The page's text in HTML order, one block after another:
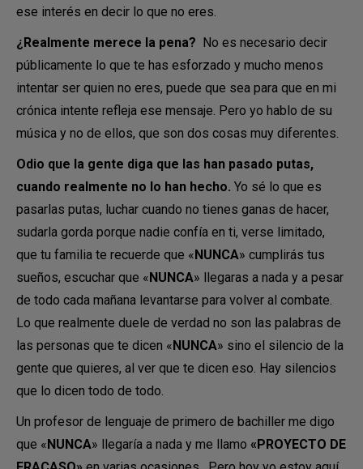
ese interés en decir lo que no eres.
¿Realmente merece la pena? No es necesario decir
públicamente lo que te has esforzado y mucho menos
intentar ser quien no eres, puede que sea para que en mi
crónica intente refleja ese mensaje. Pero yo hablo de su
música y no de ellos, que son dos cosas muy diferentes.
Odio que la gente diga que las han pasado putas,
cuando realmente no lo han hecho. Yo sé lo que es
pasarlas putas, luchar cuando no tienes ganas de hacer,
sudarla gorda porque nadie confía en ti, verse limitado,
que tu familia te recuerde que «NUNCA» cumplirás tus
sueños, escuchar que «NUNCA» llegaras a nada y a pesar
de todo cada mañana levantarse para volver al combate.
Lo que realmente duele de verdad no son las palabras de
las personas que te dicen «NUNCA» sino el silencio de la
gente que quieres, al ver que te dicen eso. Hay silencios
que lo dicen todo de todo.
Un profesor de lenguaje de primero de bachiller me digo
que «NUNCA» llegaría a nada y me llamo «PROYECTO DE